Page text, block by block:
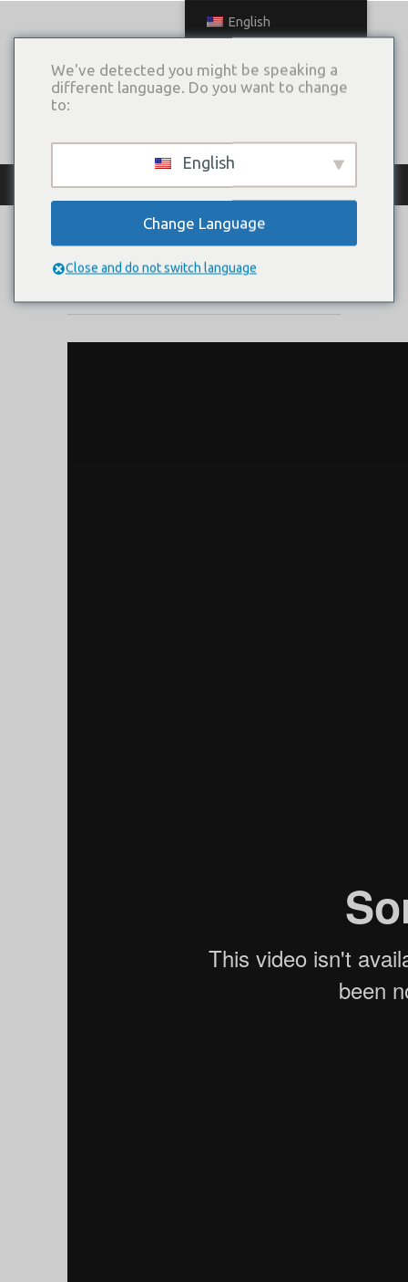
КАТАЛОГ ПЛАТЬЕВ
ГРАЦИЯ
English
We've detected you might be speaking a
different language. Do you want to change
to:
English
Change Language
Close and do not switch language